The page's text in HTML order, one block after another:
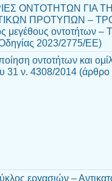
ΟΝΤΟΤΗΤΩΝ ΓΙΑ
ΠΡΟΤΥΠΩΝ –
μεγέθους οντοτήτων –
2023/2775/ΕΕ)
οντοτήτων και
31 ν. 4308/2014
εργασιών –